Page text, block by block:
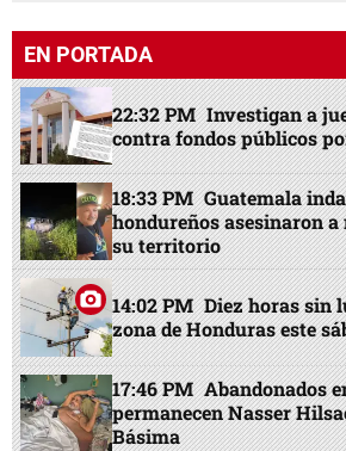
EN PORTADA
22:32 PM Investigan a
contra fondos públicos
18:33 PM Guatemala
hondureños asesinaron
su territorio
14:02 PM Diez horas sin
zona de Honduras este
17:46 PM Abandonados
permanecen Nasser
Básima